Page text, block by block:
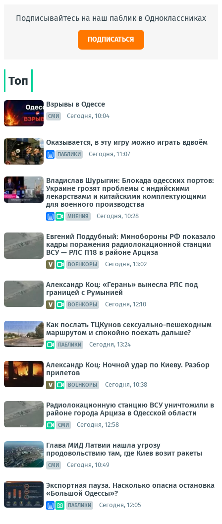
Подписывайтесь на наш паблик в Одноклассниках
ПОДПИСАТЬСЯ
Топ
Взрывы в Одессе
СМИ Сегодня, 10:04
Оказывается, в эту игру можно играть вдвоём
ПАБЛИКИ Сегодня, 11:07
Владислав Шурыгин: Блокада одесских портов:
Украине грозят проблемы с индийскими
лекарствами и китайскими комплектующими
для военного производства
МНЕНИЯ Сегодня, 10:28
Евгений Поддубный: Минобороны РФ показало
кадры поражения радиолокационной станции
ВСУ — РЛС П18 в районе Арциза
ВОЕНКОРЫ Сегодня, 13:02
Александр Коц: «Герань» вынесла РЛС под
границей с Румынией
ВОЕНКОРЫ Сегодня, 12:10
Как послать ТЦКунов сексуально-пешеходным
маршрутом и спокойно поехать дальше?
ПАБЛИКИ Сегодня, 13:24
Александр Коц: Ночной удар по Киеву. Разбор
прилетов
ВОЕНКОРЫ Сегодня, 10:38
Радиолокационную станцию ВСУ уничтожили в
районе города Арциза в Одесской области
СМИ Сегодня, 12:58
Глава МИД Латвии нашла угрозу
продовольствию там, где Киев возит ракеты
СМИ Сегодня, 10:49
Экспортная пауза. Насколько опасна остановка
«Большой Одессы»?
ПАБЛИКИ Сегодня, 12:05